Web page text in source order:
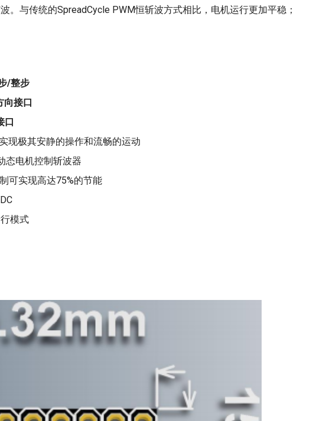
。与传统的SpreadCycle PWM恒斩波方式相比，电机运行更加平稳；
/整步
接口
口
现极其安静的操作和流畅的运动
态电机控制斩波器
可实现高达75%的节能
模式